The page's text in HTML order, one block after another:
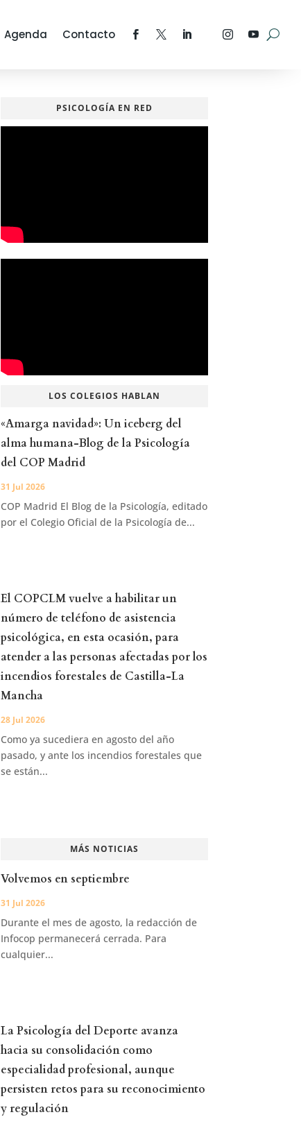
Agenda Contacto
PSICOLOGÍA EN RED
LOS COLEGIOS HABLAN
«Amarga navidad»: Un iceberg del
alma humana-Blog de la Psicología
del COP Madrid
31 Jul 2026
COP Madrid El Blog de la Psicología, editado
por el Colegio Oficial de la Psicología de...
El COPCLM vuelve a habilitar un
número de teléfono de asistencia
psicológica, en esta ocasión, para
atender a las personas afectadas por los
incendios forestales de Castilla-La
Mancha
28 Jul 2026
Como ya sucediera en agosto del año
pasado, y ante los incendios forestales que
se están...
MÁS NOTICIAS
Volvemos en septiembre
31 Jul 2026
Durante el mes de agosto, la redacción de
Infocop permanecerá cerrada. Para
cualquier...
La Psicología del Deporte avanza
hacia su consolidación como
especialidad profesional, aunque
persisten retos para su reconocimiento
y regulación